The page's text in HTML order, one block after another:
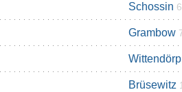
Schossin
Grambow
Wittendörp
Brüsewitz